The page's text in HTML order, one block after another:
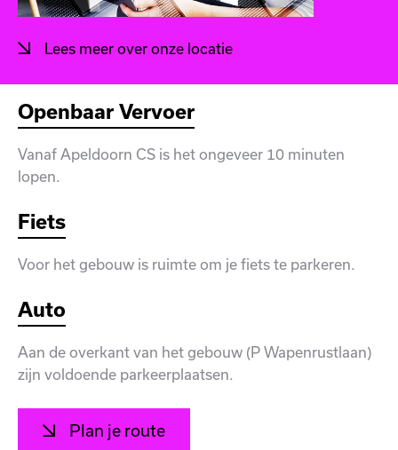
Lees meer over onze locatie
Openbaar Vervoer
Vanaf Apeldoorn CS is het ongeveer 10 minuten
lopen.
Fiets
Voor het gebouw is ruimte om je fiets te parkeren.
Auto
Aan de overkant van het gebouw (P Wapenrustlaan)
zijn voldoende parkeerplaatsen.
Plan je route